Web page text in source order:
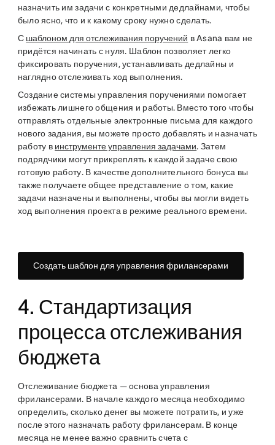
назначить им задачи с конкретными дедлайнами, чтобы
было ясно, что и к какому сроку нужно сделать.
С шаблоном для отслеживания поручений в Asana вам не
придётся начинать с нуля. Шаблон позволяет легко
фиксировать поручения, устанавливать дедлайны и
наглядно отслеживать ход выполнения.
Создание системы управления поручениями помогает
избежать лишнего общения и работы. Вместо того чтобы
отправлять отдельные электронные письма для каждого
нового задания, вы можете просто добавлять и назначать
работу в инструменте управления задачами. Затем
подрядчики могут прикреплять к каждой задаче свою
готовую работу. В качестве дополнительного бонуса вы
также получаете общее представление о том, какие
задачи назначены и выполнены, чтобы вы могли видеть
ход выполнения проекта в режиме реального времени.
Создать шаблон для управления фрилансерами
4. Стандартизация
процесса отслеживания
бюджета
Отслеживание бюджета — основа управления
фрилансерами. В начале каждого месяца необходимо
определить, сколько денег вы можете потратить, и уже
после этого назначать работу фрилансерам. В конце
месяца не менее важно сравнить счета с